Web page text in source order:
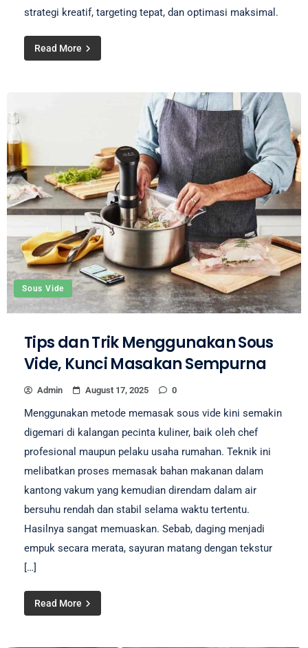
strategi kreatif, targeting tepat, dan optimasi maksimal.
Read More
Sous Vide
Tips dan Trik Menggunakan Sous
Vide, Kunci Masakan Sempurna
Admin August 17, 2025 0
Menggunakan metode memasak sous vide kini semakin
digemari di kalangan pecinta kuliner, baik oleh chef
profesional maupun pelaku usaha rumahan. Teknik ini
melibatkan proses memasak bahan makanan dalam
kantong vakum yang kemudian direndam dalam air
bersuhu rendah dan stabil selama waktu tertentu.
Hasilnya sangat memuaskan. Sebab, daging menjadi
empuk secara merata, sayuran matang dengan tekstur
[…]
Read More